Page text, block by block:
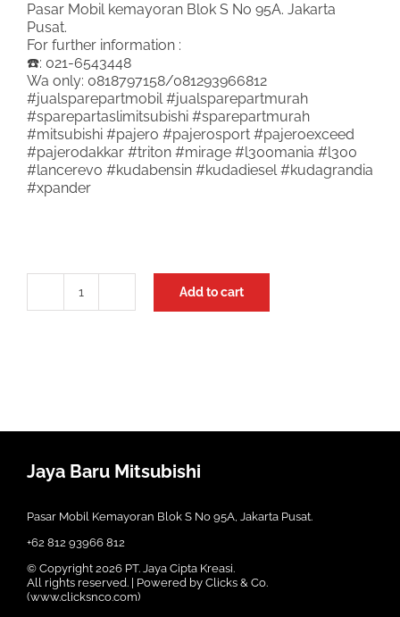
Pasar Mobil kemayoran Blok S No 95A. Jakarta
Pusat.
For further information :
☎️: 021-6543448
Wa only: 0818797158/081293966812
#jualsparepartmobil #jualsparepartmurah
#sparepartaslimitsubishi #sparepartmurah
#mitsubishi #pajero #pajerosport #pajeroexceed
#pajerodakkar #triton #mirage #l300mania #l300
#lancerevo #kudabensin #kudadiesel #kudagrandia
#xpander
Housing
Add to cart
Jaya Baru Mitsubishi
Pasar Mobil Kemayoran Blok S No 95A, Jakarta Pusat.
+62 812 93966 812
© Copyright 2026 PT. Jaya Cipta Kreasi.
All rights reserved. | Powered by Clicks & Co.
(www.clicksnco.com)